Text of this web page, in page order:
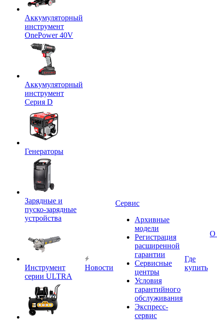
Аккумуляторный
инструмент
OnePower 40V
Аккумуляторный
инструмент
Серия D
Генераторы
Зарядные и
пуско-зарядные
устройства
Инструмент
серии ULTRA
Новости
Сервис
Архивные
модели
Регистрация
расширенной
гарантии
Сервисные
центры
Условия
гарантийного
обслуживания
Экспресс-
сервис
Где
купить
О